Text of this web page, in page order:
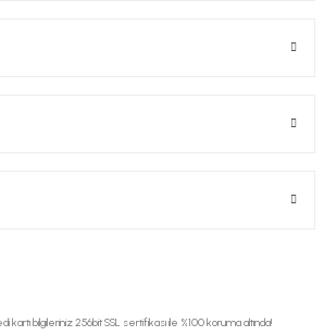
kartı bilgileriniz 256bit SSL sertifikası ile %100 koruma altında!